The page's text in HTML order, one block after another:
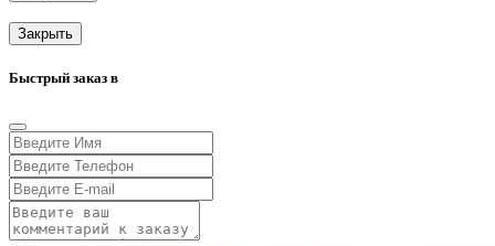
Закрыть
Быстрый заказ в